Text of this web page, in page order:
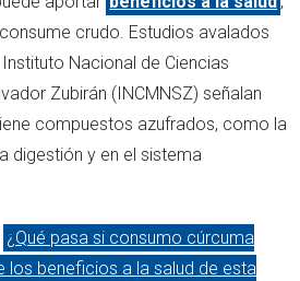
crudo. Estudios avalados
Nacional de Ciencias
Zubirán (INCMNSZ) señalan
compuestos azufrados, como la
digestión y en el sistema
¿Qué pasa si consumo cúrcuma
los beneficios a la salud de esta